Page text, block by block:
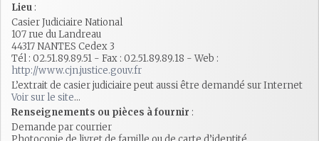
Lieu :
Casier Judiciaire National
107 rue du Landreau
44317 NANTES Cedex 3
Tél : 02.51.89.89.51 - Fax : 02.51.89.89.18 - Web :
http://www.cjn.justice.gouv.fr
L’extrait de casier judiciaire peut aussi être demandé sur Internet
Voir sur le site...
Renseignements ou pièces à fournir :
Demande par courrier